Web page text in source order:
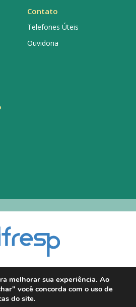
Contato
Telefones Úteis
Ouvidoria
Carlos Aparecido. CRM: 54.464
melhorar sua experiência. Ao
você concorda com o uso de
do site.